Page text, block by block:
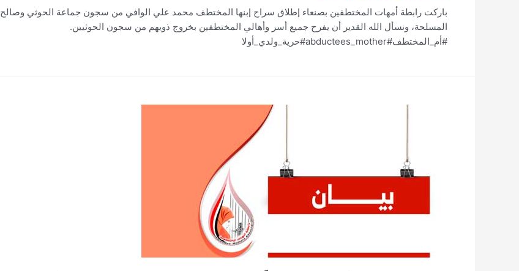
باركت رابطة أمهات المختطفين بصنعاء إطلاق سراح إبنها المختطف محمد علي الوافي من سجون جماعة الحوثي وصالح
المسلحة، ونسأل الله القدير أن يفرح جميع أسر وأهالي المختطفين بخروج ذويهم من سجون الحوثيين.
#أم_المختطف#abductees_mother#حرية_ولدي_أولا